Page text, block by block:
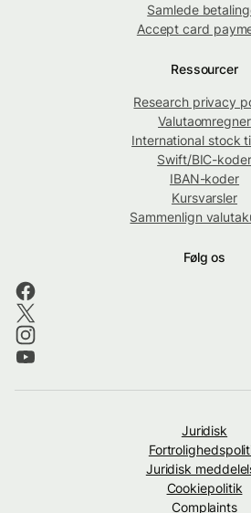
Samlede
Accept card
Ressourcer
Research privacy
Valutaomregner
International stock
Swift/BIC-koder
IBAN-koder
Kursvarsler
Sammenlign
Følg os
Juridisk
Juridisk
Cookiepolitik
Complaints